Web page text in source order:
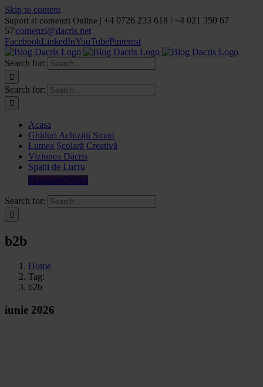
Skip to content
Suport si comenzi Online | +4 0726 233 618 | +4 021 350 67
57|comenzi@dacris.net
FacebookLinkedInYouTubePinterest
Search for:
Search for:
Acasa
Ghiduri Achiziții Smart
Lumea Școlară Creativă
Viziunea Dacris
Spații de Lucru
Magazin Online
Search for:
b2b
Home
Tag:
b2b
iunie 2026